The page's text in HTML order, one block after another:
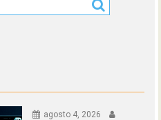
agosto 4, 2026